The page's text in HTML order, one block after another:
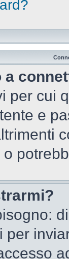
a
per cui
e
per